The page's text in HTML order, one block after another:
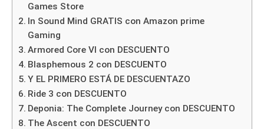
Games Store
In Sound Mind GRATIS con Amazon prime
Gaming
Armored Core VI con DESCUENTO
Blasphemous 2 con DESCUENTO
Y EL PRIMERO ESTÁ DE DESCUENTAZO
Ride 3 con DESCUENTO
Deponia: The Complete Journey con DESCUENTO
The Ascent con DESCUENTO